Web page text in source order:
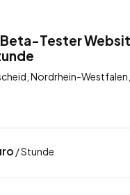
Tester
Nordrhein-
/ Stunde